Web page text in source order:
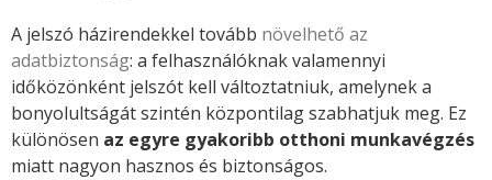
A jelszó házirendekkel tovább növelhető az
adatbiztonság: a felhasználóknak valamennyi
időközönként jelszót kell változtatniuk, amelynek a
bonyolultságát szintén központilag szabhatjuk meg. Ez
különösen az egyre gyakoribb otthoni munkavégzés
miatt nagyon hasznos és biztonságos.